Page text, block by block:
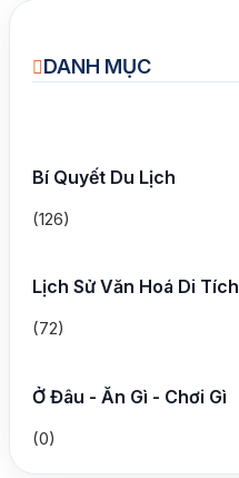
DANH MỤC
Bí Quyết Du Lịch
(126)
Lịch Sử Văn Hoá Di Tích
(72)
Ở Đâu - Ăn Gì - Chơi Gì
(0)